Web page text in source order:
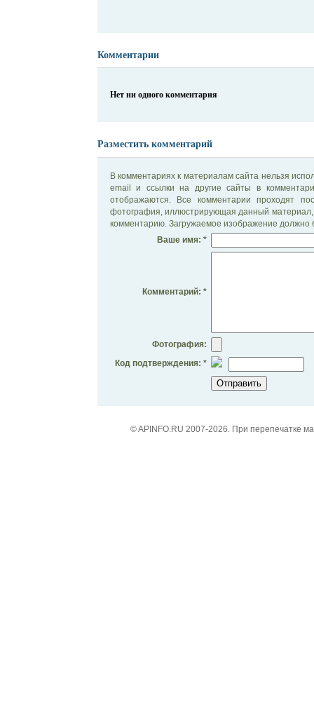
Комментарии
Нет ни одного комментария
Разместить комментарий
В комментариях к материалам сайта нельзя
email и ссылки на другие сайты в
отображаются. Все комментарии проходят
фотография, иллюстрирующая данный материал,
комментарию. Загружаемое изображение должно
Ваше имя: *
Комментарий: *
Фотография:
Код подтверждения: *
© APINFO.RU 2007-2026. При перепечатке